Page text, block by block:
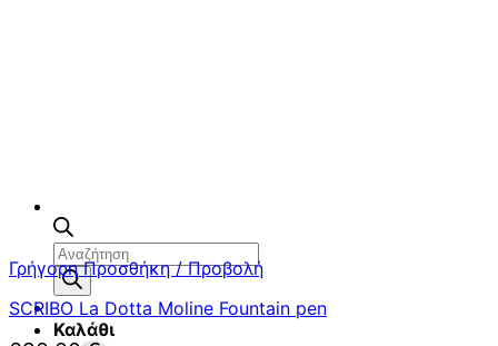
Αναζήτηση
προϊόντων
Καλάθι
Γρήγορη Προσθήκη / Προβολή
SCRIBO La Dotta Moline Fountain pen